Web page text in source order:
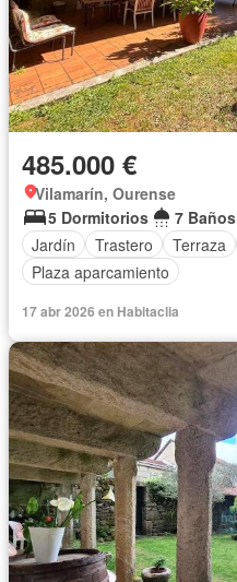
485.000 €
Vilamarín, Ourense
5 Dormitorios
7 Baños
Jardín
Trastero Terraza
Plaza aparcamiento
17 abr 2026 en Habitaclia